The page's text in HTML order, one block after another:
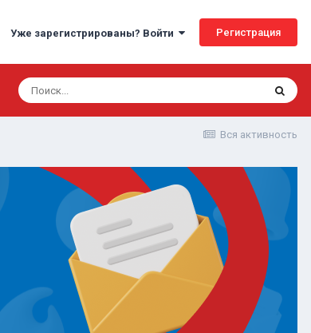
Уже зарегистрированы? Войти Регистрация
Вся активность